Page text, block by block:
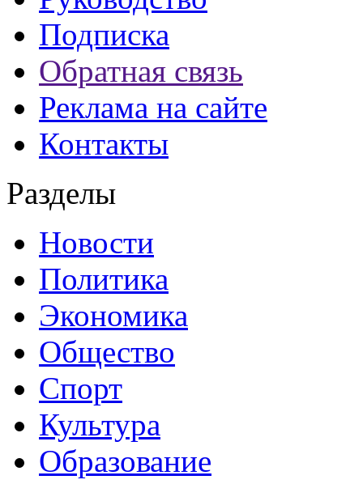
Подписка
Обратная связь
Реклама на сайте
Контакты
Разделы
Новости
Политика
Экономика
Общество
Спорт
Культура
Образование